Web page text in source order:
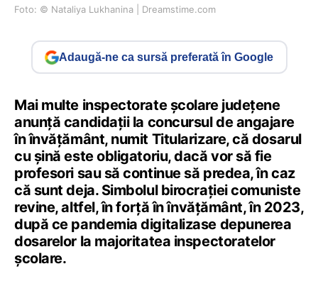
Foto: © Nataliya Lukhanina | Dreamstime.com
Adaugă-ne ca sursă preferată în Google
Mai multe inspectorate școlare județene
anunță candidații la concursul de angajare
în învățământ, numit Titularizare, că dosarul
cu șină este obligatoriu, dacă vor să fie
profesori sau să continue să predea, în caz
că sunt deja. Simbolul birocrației comuniste
revine, altfel, în forță în învățământ, în 2023,
după ce pandemia digitalizase depunerea
dosarelor la majoritatea inspectoratelor
școlare.